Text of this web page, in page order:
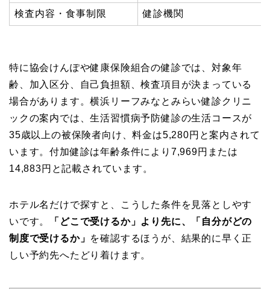
検査内容・食事制限 健診機関
特に協会けんぽや健康保険組合の健診では、対象年
齢、加入区分、自己負担額、検査項目が決まっている
場合があります。横浜リーフみなとみらい健診クリニ
ックの案内では、生活習慣病予防健診の生活コースが
35歳以上の被保険者向け、料金は5,280円と案内されて
います。付加健診は年齢条件により7,969円または
14,883円と記載されています。
ホテル名だけで探すと、こうした条件を見落としやす
いです。
「どこで受けるか」より先に、「自分がどの
制度で受けるか」 を確認するほうが、結果的に早く正
しい予約先へたどり着けます。